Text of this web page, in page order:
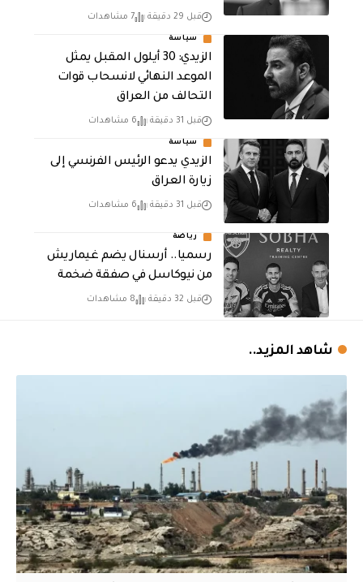
قبل 29 دقيقة 7 مشاهدات
سياسة
الزيدي: 30 أيلول المقبل يمثل
الموعد النهائي لانسحاب قوات
التحالف من العراق
قبل 31 دقيقة 6 مشاهدات
سياسة
الزيدي يدعو الرئيس الفرنسي إلى
زيارة العراق
قبل 31 دقيقة 6 مشاهدات
رياضة
رسميا.. أرسنال يضم غيماريش
من نيوكاسل في صفقة ضخمة
قبل 32 دقيقة 8 مشاهدات
شاهد المزيد..